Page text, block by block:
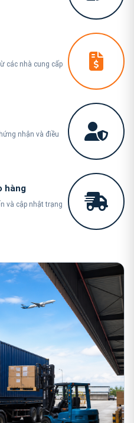
các nhà cung cấp
nhận và điều
hàng
và cập nhật trạng